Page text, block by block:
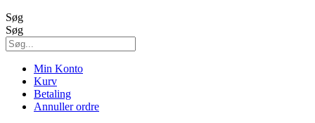
Søg
Søg
Min Konto
Kurv
Betaling
Annuller ordre